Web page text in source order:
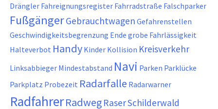
Drängler Fahreignungsregister Fahrradstraße Falschparker
FußgängerGebrauchtwagen Gefahrenstellen
Geschwindigkeitsbegrenzung Ende grobe Fahrlässigkeit
Halteverbot Handy Kinder Kollision Kreisverkehr
Linksabbieger Mindestabstand Navi Parken Parklücke
Parkplatz Probezeit Radarfalle Radarwarner
RadfahrerRadweg RaserSchilderwald